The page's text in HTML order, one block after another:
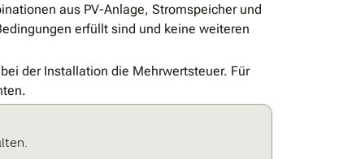
aus PV-Anlage, Stromspeicher und
erfüllt sind und keine weiteren
der Installation die Mehrwertsteuer. Für